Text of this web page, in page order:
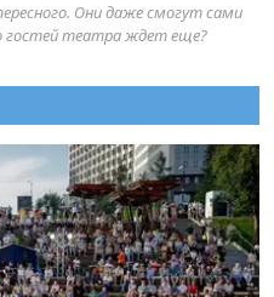
Они даже смогут сами
гостей театра ждет еще?